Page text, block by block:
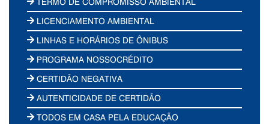
LICENCIAMENTO AMBIENTAL
LINHAS E HORÁRIOS DE ÔNIBUS
PROGRAMA NOSSOCRÉDITO
CERTIDÃO NEGATIVA
AUTENTICIDADE DE CERTIDÃO
TODOS EM CASA PELA EDUCAÇÃO